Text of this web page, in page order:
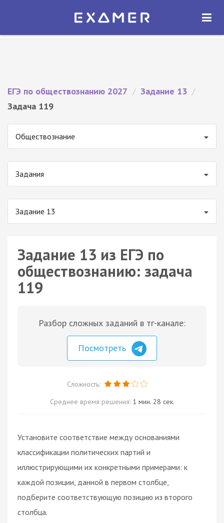
Экзамер — ЕГЭ 2027
ОТКРЫТЬ
ЕГЭ по обществознанию 2027 / Задание 13 /
Задача 119
Обществознание
Задания
Задание 13
Задание 13 из ЕГЭ по
обществознанию: задача
119
Разбор сложных заданий в тг-канале:
Посмотреть
Сложность:
Среднее время решения: 1 мин. 28 сек.
Установите соответствие между основаниями
классификации политических партий и
иллюстрирующими их конкретными примерами: к
каждой позиции, данной в первом столбце,
подберите соответствующую позицию из второго
столбца.